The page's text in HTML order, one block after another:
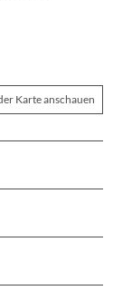
Karte anschauen